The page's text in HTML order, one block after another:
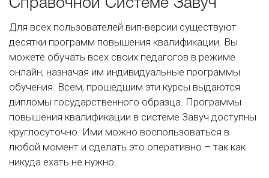
Справочной Системе Завуч
Для всех пользователей вип-версии существуют
десятки программ повышения квалификации. Вы
можете обучать всех своих педагогов в режиме
онлайн, назначая им индивидуальные программы
обучения. Всем, прошедшим эти курсы выдаются
дипломы государственного образца. Программы
повышения квалификации в системе Завуч доступны
круглосуточно. Ими можно воспользоваться в
любой момент и сделать это оперативно – так как
никуда ехать не нужно.